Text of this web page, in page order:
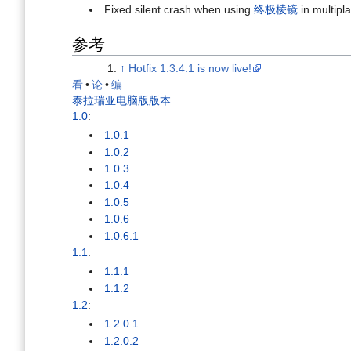
Fixed silent crash when using终极棱镜 in
参考
↑ Hotfix 1.3.4.1 is now live!
看•论•编
泰拉瑞亚电脑版版本
1.0:
1.0.1
1.0.2
1.0.3
1.0.4
1.0.5
1.0.6
1.0.6.1
1.1 :
1.1.1
1.1.2
1.2:
1.2.0.1
1.2.0.2